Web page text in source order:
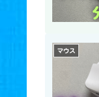
マウス